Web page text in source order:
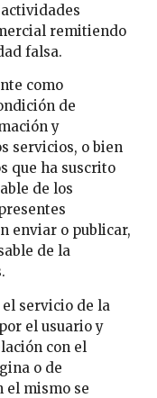
remitiendo
falsa.
como
de
y
servicios, o bien
que ha suscrito
de los
enviar o publicar,
de la
servicio de la
el usuario y
con el
o de
el mismo se